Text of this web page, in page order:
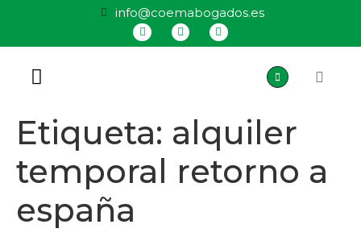
info@coemabogados.es
Etiqueta: alquiler
temporal retorno a
españa